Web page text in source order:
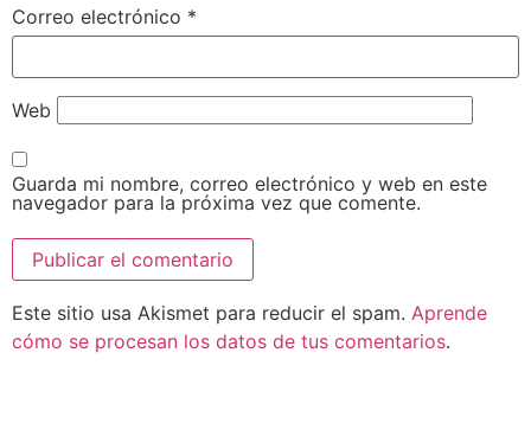
Correo electrónico *
Web
Guarda mi nombre, correo electrónico y web en este
navegador para la próxima vez que comente.
Este sitio usa Akismet para reducir el spam. Aprende
cómo se procesan los datos de tus comentarios.